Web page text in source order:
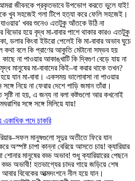
জীবনকে প্রকৃতভাবে উপভোগ করতে ভুলে যাই!
খুব সহজেই গলা টিপে হত্যা করে ফেলি সহজেই।
যাওয়ার’ খবর শুনেও এতটুকু আঁতকে উঠি না
বিভোর হয়ে বৃদ্ধ মা-বাবার পাশে থাকার কারও এতটুকু
ডলার কিংবা ইউরো পেলেই কি মা-বাবার অভাব ঘুচে
কথা বলে কি প্রাণের আকুতি মেটানো সম্ভব হয়
না পাওয়ার আকাঙ্খাটি কি দ্বিগুণ বেড়ে যায় না
মানুষের মা-বাবাদের কিই–বা করার থাকে তখন?
যান মা-বাবা। একসময় ভালোবাসা না পাওয়ার
নিয়ে না ফেরার দেশে পাড়ি জমান তাঁরা।
সৃষ্টি না হয়, এ জন্য না বলা কষ্টগুলো আর কখনোই
সঙ্গে সঙ্গে মিলিয়ে যায়!
একাধিক পদে চাকরি
মানুষগুলো সূদুর অতীতে ফিরে যান
অস্পষ্ট চাপা কান্না বেরিয়ে আসতে চায়! ক্যারিয়ার
শোনার মানুষের বড্ড অভাব! শুধু ক্যারিয়ারের পেছনে
অভাবী! হতভাগ্যের চাদর গায়ে জড়িয়ে শেষ
বিবেকের আত্মদংশনে নীল হয়ে যান।